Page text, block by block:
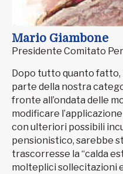
Mario Giambone
Presidente Comitato
Dopo tutto quanto fatto,
parte della nostra
fronte all’ondata delle
modificare
con ulteriori possibili
pensionistico, sarebbe
trascorresse la “calda
molteplici sollecitazioni